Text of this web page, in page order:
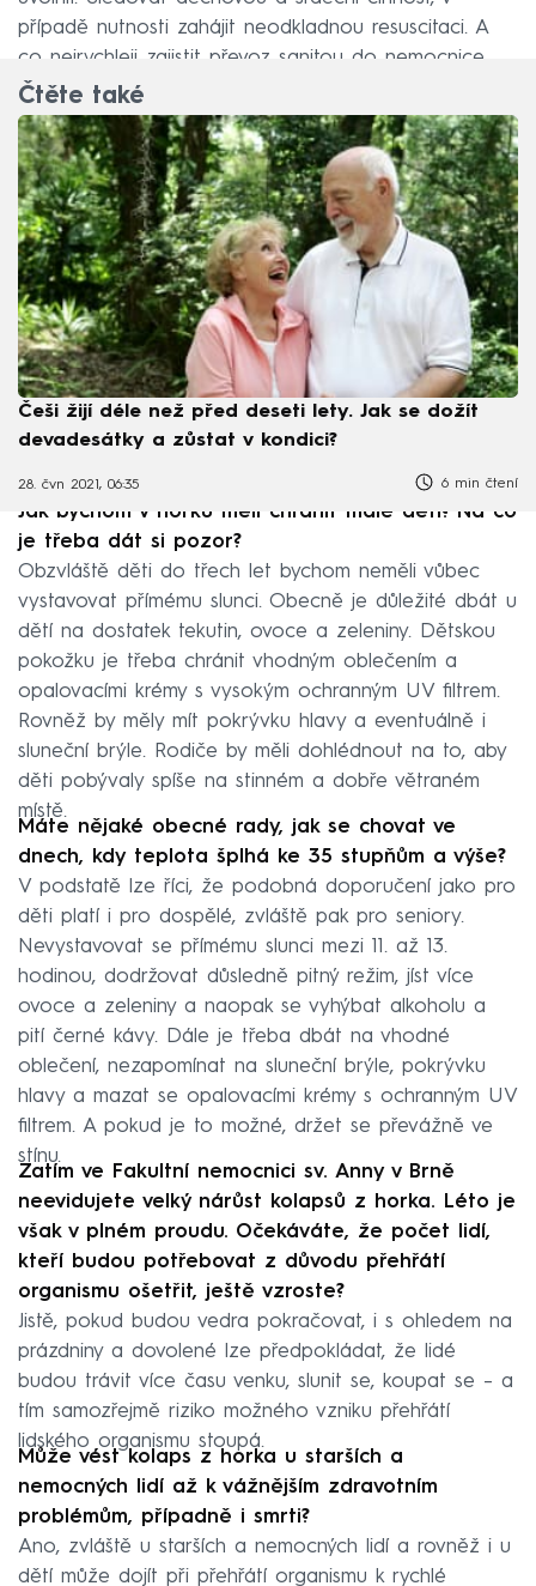
případě nutnosti zahájit neodkladnou resuscitaci. A
co nejrychleji zajistit převoz sanitou do nemocnice.
Čtěte také
Češi žijí déle než před deseti lety. Jak se dožít
devadesátky a zůstat v kondici?
28. čvn 2021, 06:35 6 min čtení
Jak bychom v horku měli chránit malé děti? Na co
je třeba dát si pozor?
Obzvláště děti do třech let bychom neměli vůbec
vystavovat přímému slunci. Obecně je důležité dbát u
dětí na dostatek tekutin, ovoce a zeleniny. Dětskou
pokožku je třeba chránit vhodným oblečením a
opalovacími krémy s vysokým ochranným UV filtrem.
Rovněž by měly mít pokrývku hlavy a eventuálně i
sluneční brýle. Rodiče by měli dohlédnout na to, aby
děti pobývaly spíše na stinném a dobře větraném
místě.
Máte nějaké obecné rady, jak se chovat ve
dnech, kdy teplota šplhá ke 35 stupňům a výše?
V podstatě lze říci, že podobná doporučení jako pro
děti platí i pro dospělé, zvláště pak pro seniory.
Nevystavovat se přímému slunci mezi 11. až 13.
hodinou, dodržovat důsledně pitný režim, jíst více
ovoce a zeleniny a naopak se vyhýbat alkoholu a
pití černé kávy. Dále je třeba dbát na vhodné
oblečení, nezapomínat na sluneční brýle, pokrývku
hlavy a mazat se opalovacími krémy s ochranným UV
filtrem. A pokud je to možné, držet se převážně ve
stínu.
Zatím ve Fakultní nemocnici sv. Anny v Brně
neevidujete velký nárůst kolapsů z horka. Léto je
však v plném proudu. Očekáváte, že počet lidí,
kteří budou potřebovat z důvodu přehřátí
organismu ošetřit, ještě vzroste?
Jistě, pokud budou vedra pokračovat, i s ohledem na
prázdniny a dovolené lze předpokládat, že lidé
budou trávit více času venku, slunit se, koupat se – a
tím samozřejmě riziko možného vzniku přehřátí
lidského organismu stoupá.
Může vést kolaps z horka u starších a
nemocných lidí až k vážnějším zdravotním
problémům, případně i smrti?
Ano, zvláště u starších a nemocných lidí a rovněž i u
dětí může dojít při přehřátí organismu k rychlé